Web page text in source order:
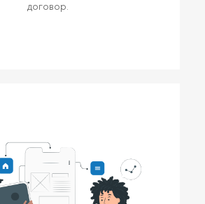
договор.